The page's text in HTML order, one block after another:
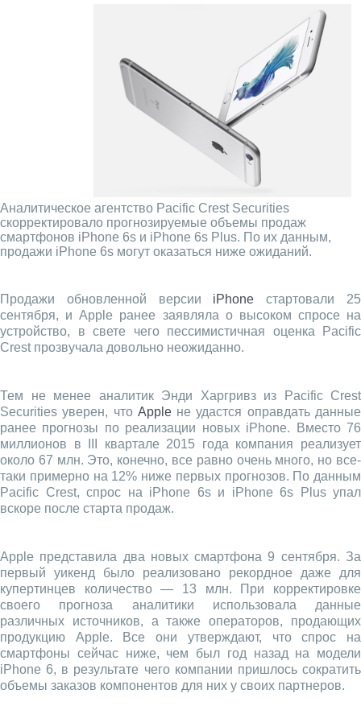
Аналитическое агентство Pacific Crest Securities
скорректировало прогнозируемые объемы продаж
смартфонов iPhone 6s и iPhone 6s Plus. По их данным,
продажи iPhone 6s могут оказаться ниже ожиданий.
Продажи обновленной версии iPhone стартовали 25
сентября, и Apple ранее заявляла о высоком спросе на
устройство, в свете чего пессимистичная оценка Pacific
Crest прозвучала довольно неожиданно.
Тем не менее аналитик Энди Харгривз из Pacific Crest
Securities уверен, что Appleне удастся оправдать данные
ранее прогнозы по реализации новых iPhone. Вместо 76
миллионов в III квартале 2015 года компания реализует
около 67 млн. Это, конечно, все равно очень много, но все-
таки примерно на 12% ниже первых прогнозов. По данным
Pacific Crest, спрос на iPhone 6s и iPhone 6s Plus упал
вскоре после старта продаж.
Apple представила два новых смартфона 9 сентября. За
первый уикенд было реализовано рекордное даже для
купертинцев количество — 13 млн. При корректировке
своего прогноза аналитики использовала данные
различных источников, а также операторов, продающих
продукцию Apple. Все они утверждают, что спрос на
смартфоны сейчас ниже, чем был год назад на модели
iPhone 6, в результате чего компании пришлось сократить
объемы заказов компонентов для них у своих партнеров.